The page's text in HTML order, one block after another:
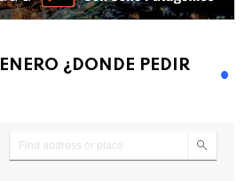
¿DONDE PEDIR